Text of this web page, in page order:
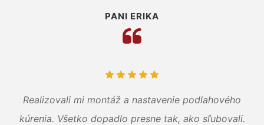
PANI ERIKA
Realizovali mi montáž a nastavenie podlahového
kúrenia. Všetko dopadlo presne tak, ako sľubovali.